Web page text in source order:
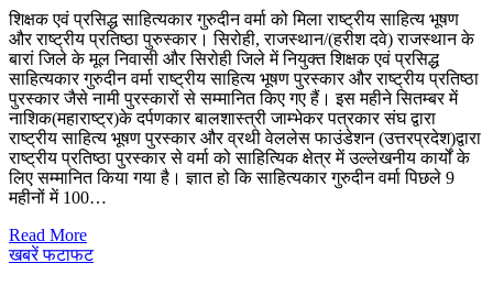
शिक्षक एवं प्रसिद्ध साहित्यकार गुरुदीन वर्मा को मिला राष्ट्रीय साहित्य भूषण
और राष्ट्रीय प्रतिष्ठा पुरुस्कार। सिरोही, राजस्थान/(हरीश दवे) राजस्थान के
बारां जिले के मूल निवासी और सिरोही जिले में नियुक्त शिक्षक एवं प्रसिद्ध
साहित्यकार गुरुदीन वर्मा राष्ट्रीय साहित्य भूषण पुरस्कार और राष्ट्रीय प्रतिष्ठा
पुरस्कार जैसे नामी पुरस्कारों से सम्मानित किए गए हैं। इस महीने सितम्बर में
नाशिक(महाराष्ट्र)के दर्पणकार बालशास्त्री जाम्भेकर पत्रकार संघ द्वारा
राष्ट्रीय साहित्य भूषण पुरस्कार और व्रथी वेललेस फाउंडेशन (उत्तरप्रदेश)द्वारा
राष्ट्रीय प्रतिष्ठा पुरस्कार से वर्मा को साहित्यिक क्षेत्र में उल्लेखनीय कार्यों के
लिए सम्मानित किया गया है। ज्ञात हो कि साहित्यकार गुरुदीन वर्मा पिछले 9
महीनों में 100…
Read More
खबरें फटाफट